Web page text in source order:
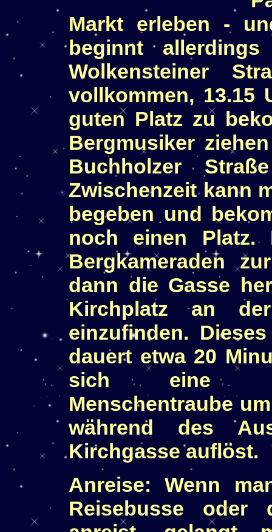
Markt erleben -
beginnt
Wolkensteiner
vollkommen, 13.15
guten Platz zu
Bergmusiker
Buchholzer
Zwischenzeit kann
begeben und
noch einen Platz.
Bergkameraden
dann die Gasse
Kirchplatz an
einzufinden.
dauert etwa 20
sich eine
Menschentraube
während des
Kirchgasse auflöst.
Anreise: Wenn
Reisebusse oder